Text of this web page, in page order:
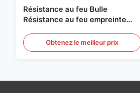
Résistance au feu Bulle
Résistance au feu empreinte
Obtenez le meilleur prix